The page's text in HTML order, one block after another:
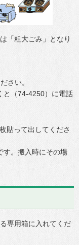
「粗大ごみ」となり
さい。
と（74-4250）に電話
貼って出してくださ
。搬入時にその場
専用箱に入れてくだ